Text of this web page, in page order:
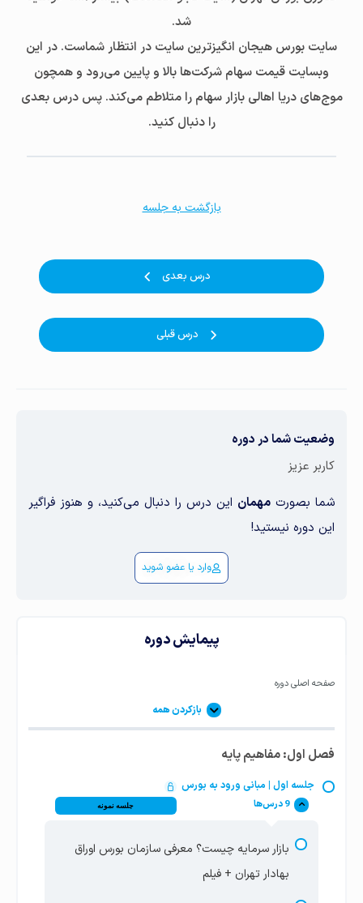
وضعیت شما در دوره
کاربر عزیز
شما بصورت مهمان این درس را دنبال می‌کنید، و هنوز فراگیر
این دوره نیستید!
وارد یا عضو شوید
پیمایش دوره
صفحه اصلی دوره
بازکردن همه
فصل اول: مفاهیم پایه
جلسه اول | مبانی ورود به بورس
جلسه نمونه 9 درس‌ها
بازار سرمایه چیست؟ معرفی سازمان بورس اوراق
بهادار تهران + فیلم
شد.
سایت بورس هیجان انگیزترین سایت در انتظار شماست. در این
وبسایت قیمت سهام شرکت‌ها بالا و پایین می‌رود و همچون
موج‌های دریا اهالی بازار سهام را متلاطم می‌کند. پس درس بعدی
را دنبال کنید.
درس قبلی
بازگشت به جلسه
درس بعدی